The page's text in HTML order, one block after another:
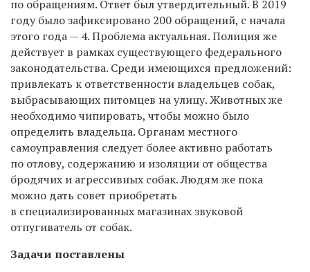
по обращениям. Ответ был утвердительный. В 2019
году было зафиксировано 200 обращений, с начала
этого года — 4. Проблема актуальная. Полиция же
действует в рамках существующего федерального
законодательства. Среди имеющихся предложений:
привлекать к ответственности владельцев собак,
выбрасывающих питомцев на улицу. Животных же
необходимо чипировать, чтобы можно было
определить владельца. Органам местного
самоуправления следует более активно работать
по отлову, содержанию и изоляции от общества
бродячих и агрессивных собак. Людям же пока
можно дать совет приобретать
в специализированных магазинах звуковой
отпугиватель от собак.
Задачи поставлены